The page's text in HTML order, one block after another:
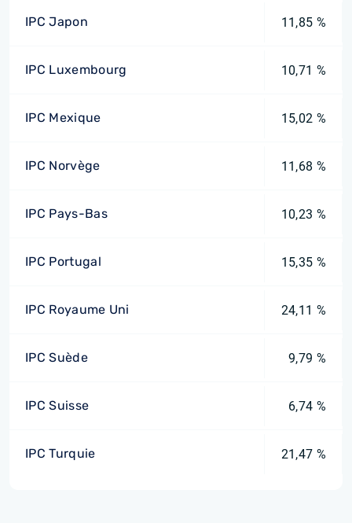
IPC Japon 11,85 %
IPC Luxembourg 10,71 %
IPC Mexique 15,02 %
IPC Norvège 11,68 %
IPC Pays-Bas 10,23 %
IPC Portugal 15,35 %
IPC Royaume Uni 24,11 %
IPC Suède 9,79 %
IPC Suisse 6,74 %
IPC Turquie 21,47 %